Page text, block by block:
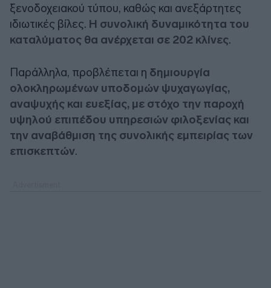
ξενοδοχειακού τύπου, καθώς και ανεξάρτητες
ιδιωτικές βίλες. Η συνολική δυναμικότητα του
καταλύματος θα ανέρχεται σε 202 κλίνες.
Παράλληλα, προβλέπεται η δημιουργία
ολοκληρωμένων υποδομών ψυχαγωγίας,
αναψυχής και ευεξίας, με στόχο την παροχή
υψηλού επιπέδου υπηρεσιών φιλοξενίας και
την αναβάθμιση της συνολικής εμπειρίας των
επισκεπτών.